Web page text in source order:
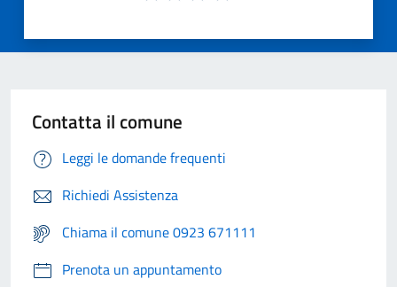
Contatta il comune
Leggi le domande frequenti
Richiedi Assistenza
Chiama il comune 0923 671111
Prenota un appuntamento